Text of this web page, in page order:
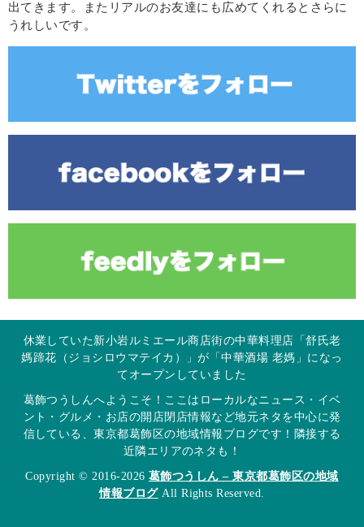
出てきます。またリアルのお友達にも広めてくれるとさらに
うれしいです。
休業していた新小岩ルミエール商店街の中華料理店「舒氏老
媽蹄花（ジョシロウマテイカ）」が「中華酒場 老媽」になっ
てオープンしていました
葛飾つうしんへようこそ！ここはローカルなニュース・イベ
ント・グルメ・お店の開店閉店情報など地元ネタを中心に発
信している、東京都葛飾区の地域情報ブログです！隣接する
近隣エリアのネタも！
Copyright © 2016-2026 葛飾つうしん – 東京都葛飾区の地域
情報ブログAll Rights Reserved.